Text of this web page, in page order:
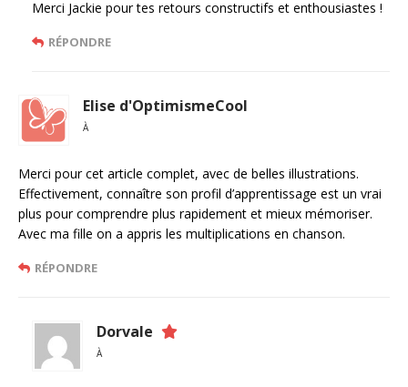
Merci Jackie pour tes retours constructifs et enthousiastes !
RÉPONDRE
Elise d'OptimismeCool
À
Merci pour cet article complet, avec de belles illustrations.
Effectivement, connaître son profil d’apprentissage est un vrai
plus pour comprendre plus rapidement et mieux mémoriser.
Avec ma fille on a appris les multiplications en chanson.
RÉPONDRE
Dorvale
À